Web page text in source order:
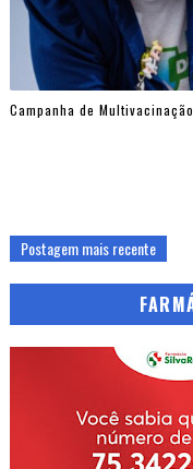
Campanha de
Postagem mais recente